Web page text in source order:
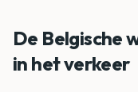
De Belgische
in het verkeer